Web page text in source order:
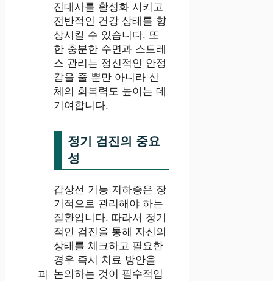
피
진대사를 활성화 시키고
전반적인 건강 상태를 향
상시킬 수 있습니다. 또
한 충분한 수면과 스트레
스 관리는 정신적인 안정
감을 줄 뿐만 아니라 신
체의 회복력도 높이는 데
기여합니다.
정기 검진의 중요
성
갑상선 기능 저하증은 장
기적으로 관리해야 하는
질환입니다. 따라서 정기
적인 검진을 통해 자신의
상태를 체크하고 필요한
경우 즉시 치료 방안을
논의하는 것이 필수적입